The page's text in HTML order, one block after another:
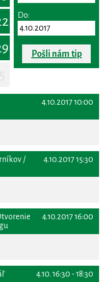
Do:
Pošli nám tip
4.10.2017 10:00
4.10.2017 15:30
/
4.10.2017 16:00
4.10. 16:30 - 18:30